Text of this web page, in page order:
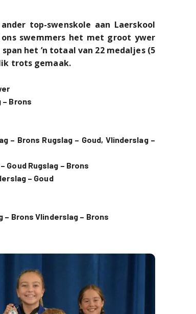
top-swenskole aan Laerskool
swemmers het met groot ywer
het ’n totaal van 22 medaljes (5
trots gemaak.
– Brons
– Brons Rugslag – Goud, Vlinderslag –
Goud Rugslag – Brons
– Goud
– Brons Vlinderslag – Brons